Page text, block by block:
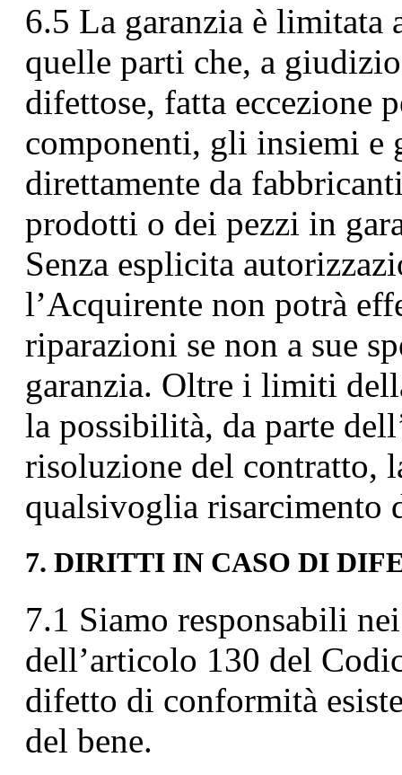
6.5 La garanzia è limitata
quelle parti che, a
difettose, fatta eccezione
componenti, gli insiemi e
direttamente da
prodotti o dei pezzi in
Senza esplicita
l’Acquirente non potrà
riparazioni se non a sue
garanzia. Oltre i limiti
la possibilità, da parte
risoluzione del contratto,
qualsivoglia risarcimento
7. DIRITTI IN CASO DI
7.1 Siamo responsabili
dell’articolo 130 del
difetto di conformità
del bene.